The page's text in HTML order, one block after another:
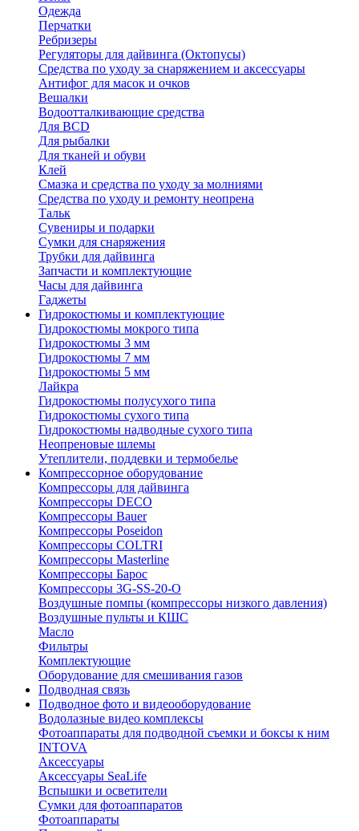
Одежда
Перчатки
Ребризеры
Регуляторы для дайвинга (Октопусы)
Средства по уходу за снаряжением и аксессуары
Антифог для масок и очков
Вешалки
Водоотталкивающие средства
Для BCD
Для рыбалки
Для тканей и обуви
Клей
Смазка и средства по уходу за молниями
Средства по уходу и ремонту неопрена
Тальк
Сувениры и подарки
Сумки для снаряжения
Трубки для дайвинга
Запчасти и комплектующие
Часы для дайвинга
Гаджеты
Гидрокостюмы и комплектующие
Гидрокостюмы мокрого типа
Гидрокостюмы 3 мм
Гидрокостюмы 7 мм
Гидрокостюмы 5 мм
Лайкра
Гидрокостюмы полусухого типа
Гидрокостюмы сухого типа
Гидрокостюмы надводные сухого типа
Неопреновые шлемы
Утеплители, поддевки и термобелье
Компрессорное оборудование
Компрессоры для дайвинга
Компрессоры DECO
Компрессоры Bauer
Компрессоры Poseidon
Компрессоры COLTRI
Компрессоры Masterline
Компрессоры Барос
Компрессоры 3G-SS-20-O
Воздушные помпы (компрессоры низкого давления)
Воздушные пульты и КШС
Масло
Фильтры
Комплектующие
Оборудование для смешивания газов
Подводная связь
Подводное фото и видеооборудование
Водолазные видео комплексы
Фотоаппараты для подводной съемки и боксы к ним
INTOVA
Аксессуары
Аксессуары SeaLife
Вспышки и осветители
Сумки для фотоаппаратов
Фотоаппараты